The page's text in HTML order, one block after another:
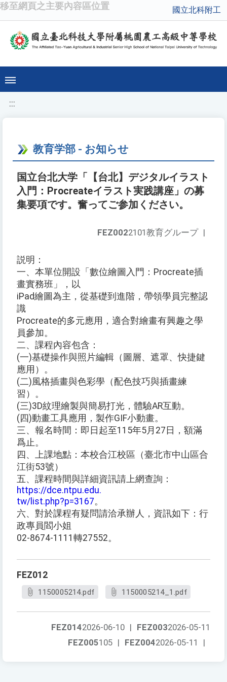
移至網頁之主要內容區位置 國立北科附工
:::
教育学部 - お知らせ
国立台北大学「【台北】デジタルイラスト
入門：Procreateイラスト実践講座」の募
集要項です。奮ってご参加ください。
FEZ0022101教育グループ |
説明：
一、本單位開設「數位繪圖入門：Procreate插
畫實務班」，以
iPad繪圖為主，從基礎到進階，帶領學員完整認
識
Procreate的多元應用，適合對繪畫有興趣之學
員參加。
二、課程內容包含：
(一)基礎操作與照片編輯（圖層、遮罩、快捷鍵
應用）。
(二)風格插畫與色彩學（配色技巧與插畫練
習）。
(三)3D紋理繪製與簡易打光，體驗AR互動。
(四)動畫工具應用，製作GIF小動畫。
三、報名時間：即日起至115年5月27日，額滿
爲止。
四、上課地點：本校合江校區（臺北市中山區合
江街53號）
五、課程時間與詳細資訊請上網查詢：
https://dce.ntpu.edu.
tw/list.php?p=3167。
六、對於課程有疑問請洽承辦人，資訊如下：行
政專員閻小姐
02-8674-1111轉27552。
FEZ012
1150005214.pdf 1150005214_1.pdf
FEZ0032026-05-11
FEZ0142026-06-10 |
FEZ0042026-05-11 |
FEZ005105 |